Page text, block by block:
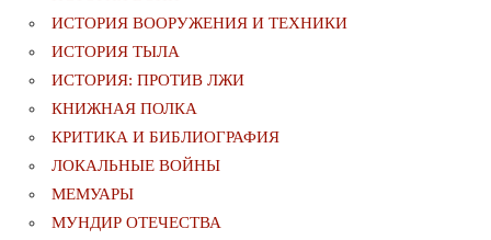
ИСТОРИЯ ВООРУЖЕНИЯ И ТЕХНИКИ
ИСТОРИЯ ТЫЛА
ИСТОРИЯ: ПРОТИВ ЛЖИ
КНИЖНАЯ ПОЛКА
КРИТИКА И БИБЛИОГРАФИЯ
ЛОКАЛЬНЫЕ ВОЙНЫ
МЕМУАРЫ
МУНДИР ОТЕЧЕСТВА